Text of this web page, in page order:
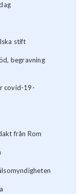
stift
begravning
covid-19-
från Rom